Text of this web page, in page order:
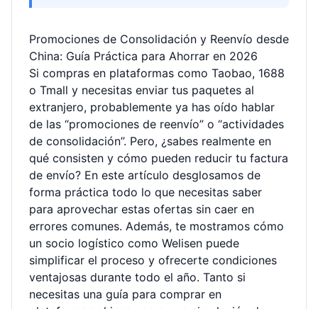
Incluye tabla de transportistas, preguntas
frecuentes y recomendaciones prácticas
de Welisen.
Promociones de Consolidación y Reenvío desde
China: Guía Práctica para Ahorrar en 2026
Si compras en plataformas como Taobao, 1688
o Tmall y necesitas enviar tus paquetes al
extranjero, probablemente ya has oído hablar
de las “promociones de reenvío” o “actividades
de consolidación”. Pero, ¿sabes realmente en
qué consisten y cómo pueden reducir tu factura
de envío? En este artículo desglosamos de
forma práctica todo lo que necesitas saber
para aprovechar estas ofertas sin caer en
errores comunes. Además, te mostramos cómo
un socio logístico como Welisen puede
simplificar el proceso y ofrecerte condiciones
ventajosas durante todo el año. Tanto si
necesitas una guía para comprar en